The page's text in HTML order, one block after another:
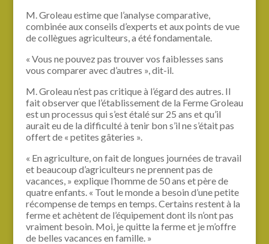
M. Groleau estime que l’analyse comparative,
combinée aux conseils d’experts et aux points de vue
de collègues agriculteurs, a été fondamentale.
« Vous ne pouvez pas trouver vos faiblesses sans
vous comparer avec d’autres », dit-il.
M. Groleau n’est pas critique à l’égard des autres. Il
fait observer que l’établissement de la Ferme Groleau
est un processus qui s’est étalé sur 25 ans et qu’il
aurait eu de la difficulté à tenir bon s’il ne s’était pas
offert de « petites gâteries ».
« En agriculture, on fait de longues journées de travail
et beaucoup d’agriculteurs ne prennent pas de
vacances, » explique l’homme de 50 ans et père de
quatre enfants. « Tout le monde a besoin d’une petite
récompense de temps en temps. Certains restent à la
ferme et achètent de l’équipement dont ils n’ont pas
vraiment besoin. Moi, je quitte la ferme et je m’offre
de belles vacances en famille. »